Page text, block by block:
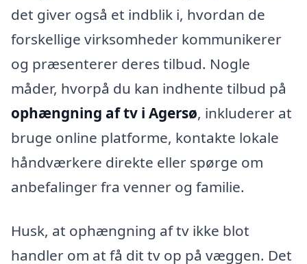
det giver også et indblik i, hvordan de
forskellige virksomheder kommunikerer
og præsenterer deres tilbud. Nogle
måder, hvorpå du kan indhente tilbud på
ophængning af tv i Agersø, inkluderer at
bruge online platforme, kontakte lokale
håndværkere direkte eller spørge om
anbefalinger fra venner og familie.
Husk, at ophængning af tv ikke blot
handler om at få dit tv op på væggen. Det